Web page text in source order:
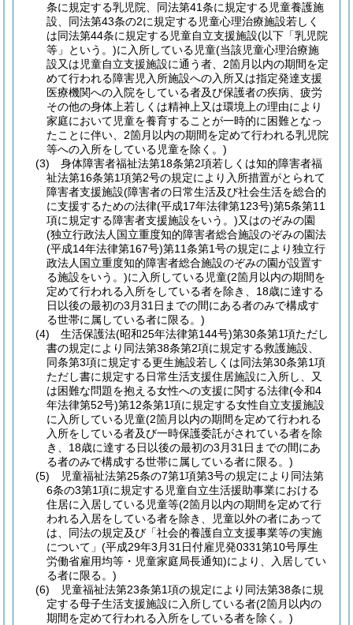
条に規定する乳児院、同法第41条に規定する児童養護施
設、同法第43条の2に規定する児童心理治療施設若しく
は同法第44条に規定する児童自立支援施設(以下「乳児院
等」という。)に入所している児童(当該児童心理治療施
設又は児童自立支援施設に通う者、2箇月以内の期間を定
めて行われる障害児入所施設への入所又は指定発達支援
医療機関への入院をしている者及び保護者の疾病、疲労
その他の身体上若しくは精神上又は環境上の理由により
家庭において児童を養育することが一時的に困難となっ
たことに伴い、2箇月以内の期間を定めて行われる乳児院
等への入所をしている児童を除く。)
(3) 身体障害者福祉法第18条第2項若しくは知的障害者福
祉法第16条第1項第2号の規定により入所措置がとられて
障害者支援施設(障害者の日常生活及び社会生活を総合的
に支援するための法律(平成17年法律第123号)第5条第11
項に規定する障害者支援施設をいう。)又はのぞみの園
(独立行政法人国立重度知的障害者総合施設のぞみの園法
(平成14年法律第167号)第11条第1号の規定により独立行
政法人国立重度知的障害者総合施設のぞみの園が設置す
る施設をいう。)に入所している児童(2箇月以内の期間を
定めて行われる入所をしている者を除き、18歳に達する
日以後の最初の3月31日までの間にある者のみで構成す
る世帯に属している者に限る。)
(4) 生活保護法(昭和25年法律第144号)第30条第1項ただし
書の規定により同法第38条第2項に規定する救護施設、
同条第3項に規定する更生施設若しくは同法第30条第1項
ただし書に規定する日常生活支援住居施設に入所し、又
は困難な問題を抱える女性への支援に関する法律(令和4
年法律第52号)第12条第1項に規定する女性自立支援施設
に入所している児童(2箇月以内の期間を定めて行われる
入所をしている者及び一時保護委託がされている者を除
き、18歳に達する日以後の最初の3月31日までの間にあ
る者のみで構成する世帯に属している者に限る。)
(5) 児童福祉法第25条の7第1項第3号の規定により同法第
6条の3第1項に規定する児童自立生活援助事業における
住居に入居している児童等(2箇月以内の期間を定めて行
われる入居をしている者を除き、児童以外の者にあって
は、同法の規定及び「社会的養護自立支援事業等の実施
について」(平成29年3月31日付雇児発0331第10号厚生
労働省雇用均等・児童家庭局長通知)により、入居してい
る者に限る。)
(6) 児童福祉法第23条第1項の規定により同法第38条に規
定する母子生活支援施設に入所している者(2箇月以内の
期間を定めて行われる入所をしている者を除く。)